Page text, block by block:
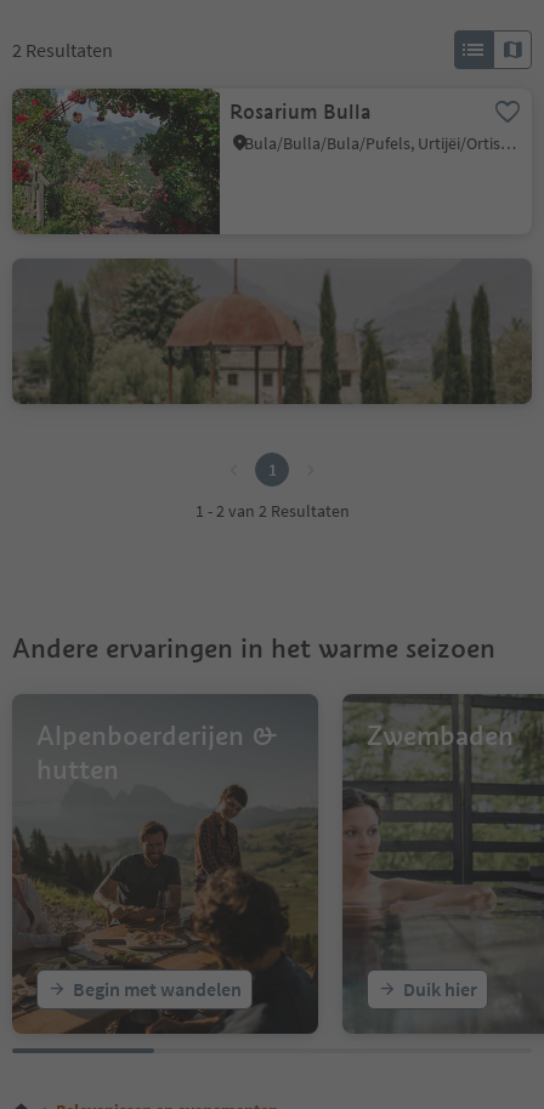
2 Resultaten
Rosarium Bulla
Bula/Bulla/Bula/Pufels, Urtijëi/Ortisei, Dolomites Region Val Gardena
Kränzelhof - Wine,
gardens, art, culinary
delights
1
1 - 2 van 2 Resultaten
Andere ervaringen in het warme seizoen
Alpenboerderijen &
hutten
Begin met wandelen
Zwembaden
Duik hier